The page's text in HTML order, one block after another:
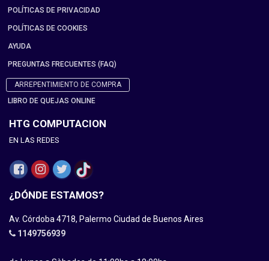
POLÍTICAS DE PRIVACIDAD
POLÍTICAS DE COOKIES
AYUDA
PREGUNTAS FRECUENTES (FAQ)
ARREPENTIMIENTO DE COMPRA
LIBRO DE QUEJAS ONLINE
HTG COMPUTACION
EN LAS REDES
¿DÓNDE ESTAMOS?
Av. Córdoba 4718, Palermo Ciudad de Buenos Aires
1149756939